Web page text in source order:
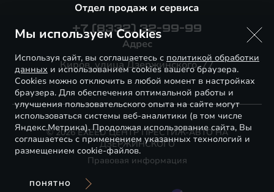
Отдел продаж и сервиса
+7 (8332) 32-99-99
Адрес
Киров, улица Дзержинского, 77
© 2026 EXEED ЦЕНТР ПРЕСТИЖ-АВТО НА
ДЗЕРЖИНСКОГО
Правовая информация
Мы используем Cookies
Используя сайт, вы соглашаетесь с политикой обработки
данных и использованием cookies вашего браузера.
Cookies можно отключить в любой момент в настройках
браузера. Для обеспечения оптимальной работы и
улучшения пользовательского опыта на сайте могут
использоваться системы веб-аналитики (в том числе
Яндекс.Метрика). Продолжая использование сайта, Вы
соглашаетесь с применением указанных технологий и
размещением cookie-файлов.
ПОНЯТНО